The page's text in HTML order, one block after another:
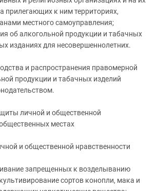
прилегающих к ним территориях,
местного самоуправления;
об алкогольной продукции и табачных
изданиях для несовершеннолетних.
и распространения правомерной
продукции и табачных изделий
личной и общественной
местах
и общественной нравственности
запрещенных к возделыванию
сортов конопли, мака и